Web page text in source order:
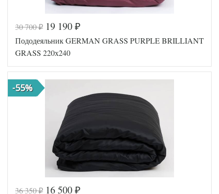
Код товара
561-767
Артикул
GG-16240
Ткань
Сатин
Размер
240х220
Производитель
Grass
(Австрия)
30 700₽ 19 190 ₽
Пододеяльник GERMAN GRASS PURPLE BRILLIANT
GRASS 220х240
-55%
36 350₽ 16 500 ₽